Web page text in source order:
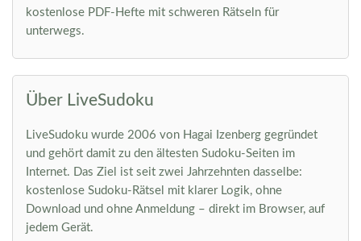
kostenlose PDF-Hefte mit schweren Rätseln für
unterwegs.
Über LiveSudoku
LiveSudoku wurde 2006 von Hagai Izenberg gegründet
und gehört damit zu den ältesten Sudoku-Seiten im
Internet. Das Ziel ist seit zwei Jahrzehnten dasselbe:
kostenlose Sudoku-Rätsel mit klarer Logik, ohne
Download und ohne Anmeldung – direkt im Browser, auf
jedem Gerät.